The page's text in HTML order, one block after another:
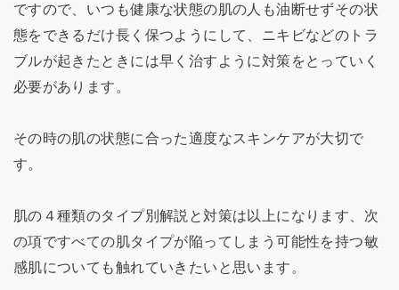
ですので、いつも健康な状態の肌の人も油断せずその状
態をできるだけ長く保つようにして、ニキビなどのトラ
ブルが起きたときには早く治すように対策をとっていく
必要があります。
その時の肌の状態に合った適度なスキンケアが大切で
す。
肌の４種類のタイプ別解説と対策は以上になります、次
の項ですべての肌タイプが陥ってしまう可能性を持つ敏
感肌についても触れていきたいと思います。